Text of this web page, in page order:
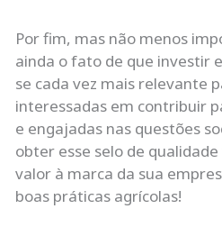
Por fim, mas não menos
ainda o fato de que investir
se cada vez mais relevante
interessadas em contribuir
e engajadas nas questões
obter esse selo de
valor à marca da sua
boas práticas agrícolas!